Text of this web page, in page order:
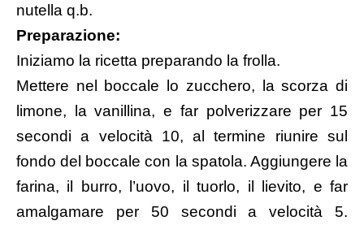
nutella q.b.
Preparazione:
Iniziamo la ricetta preparando la frolla.
Mettere nel boccale lo zucchero, la scorza di
limone, la vanillina, e far polverizzare per 15
secondi a velocità 10, al termine riunire sul
fondo del boccale con la spatola. Aggiungere la
farina, il burro, l’uovo, il tuorlo, il lievito, e far
amalgamare per 50 secondi a velocità 5.